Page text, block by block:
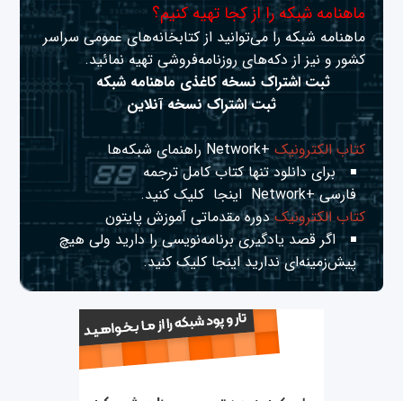
ماهنامه شبکه را از کجا تهیه کنیم؟
ماهنامه شبکه را می‌توانید از کتابخانه‌های عمومی سراسر
کشور و نیز از دکه‌های روزنامه‌فروشی تهیه نمائید.
ثبت اشتراک نسخه کاغذی ماهنامه شبکه
ثبت اشتراک نسخه آنلاین
کتاب الکترونیک+Network راهنمای شبکه‌ها
برای دانلود تنها کتاب کامل ترجمه
فارسی +Network
اینجا کلیک کنید.
کتاب الکترونیکدوره مقدماتی آموزش پایتون
اگر قصد یادگیری برنامه‌نویسی را دارید ولی هیچ
پیش‌زمینه‌ای نداریداینجا کلیک کنید.